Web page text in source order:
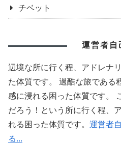
チベット
運営者自
辺境な所に行く程、アドレナ
た体質です。 過酷な旅である
感に浸れる困った体質です。
だろう！という所に行く程、
れる困った体質です。 運営者
る...